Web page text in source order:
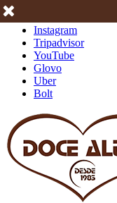
Instagram
Tripadvisor
YouTube
Glovo
Uber
Bolt